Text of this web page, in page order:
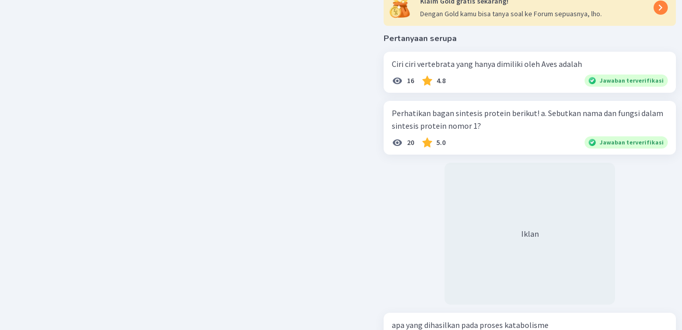
Dengan Gold kamu bisa tanya soal ke Forum sepuasnya, lho.
Pertanyaan serupa
Ciri ciri vertebrata yang hanya dimiliki oleh Aves adalah
16 4.8 Jawaban terverifikasi
Perhatikan bagan sintesis protein berikut! a. Sebutkan nama dan fungsi dalam
sintesis protein nomor 1?
20 5.0 Jawaban terverifikasi
Iklan
apa yang dihasilkan pada proses katabolisme